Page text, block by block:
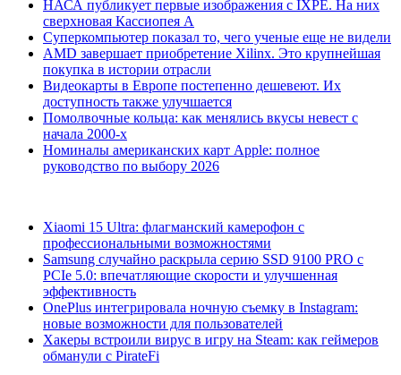
НАСА публикует первые изображения с IXPE. На них
сверхновая Кассиопея А
Суперкомпьютер показал то, чего ученые еще не видели
AMD завершает приобретение Xilinx. Это крупнейшая
покупка в истории отрасли
Видеокарты в Европе постепенно дешевеют. Их
доступность также улучшается
Помолвочные кольца: как менялись вкусы невест с
начала 2000-х
Номиналы американских карт Apple: полное
руководство по выбору 2026
Xiaomi 15 Ultra: флагманский камерофон с
профессиональными возможностями
Samsung случайно раскрыла серию SSD 9100 PRO с
PCIe 5.0: впечатляющие скорости и улучшенная
эффективность
OnePlus интегрировала ночную съемку в Instagram:
новые возможности для пользователей
Хакеры встроили вирус в игру на Steam: как геймеров
обманули с PirateFi